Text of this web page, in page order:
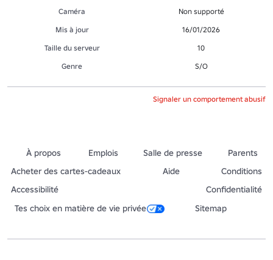
Caméra
Non supporté
Mis à jour
16/01/2026
Taille du serveur
10
Genre
S/O
Signaler un comportement abusif
À propos Emplois Salle de presse
Parents
Acheter des cartes-cadeaux
Aide
Conditions
Accessibilité
Confidentialité
Tes choix en matière de vie privée
Sitemap